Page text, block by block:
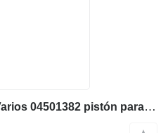
Para: VOLVO L60F 4888 Varios 04501382 pistón para Volvo L60F 4888, L60F cargadora de ruedas